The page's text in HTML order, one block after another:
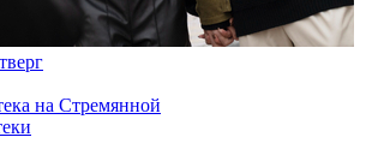
на Стремянной